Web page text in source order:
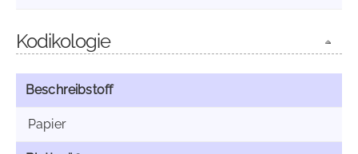
Kodikologie
Beschreibstoff
Papier